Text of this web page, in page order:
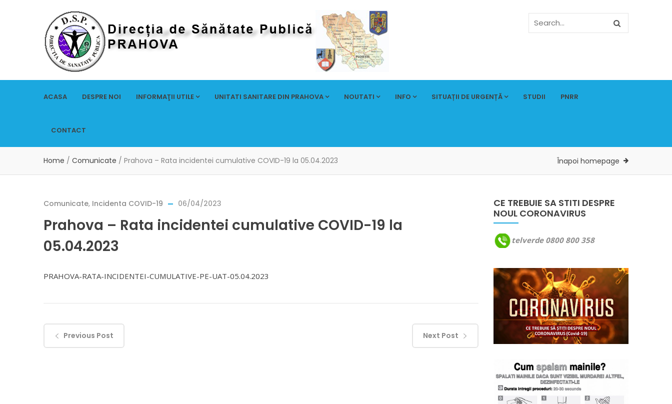
ACASA DESPRE NOI INFORMAŢII UTILE UNITATI SANITARE DIN PRAHOVA NOUTATI INFO SITUAȚII DE URGENȚĂ STUDII PNRR
CONTACT
Home / Comunicate / Prahova – Rata incidentei cumulative COVID-19 la 05.04.2023 Înapoi homepage
Comunicate, Incidenta COVID-19 06/04/2023
Prahova – Rata incidentei cumulative COVID-19 la
05.04.2023
PRAHOVA-RATA-INCIDENTEI-CUMULATIVE-PE-UAT-05.04.2023
Previous Post Next Post
CE TREBUIE SA STITI DESPRE
NOUL CORONAVIRUS
telverde 0800 800 358